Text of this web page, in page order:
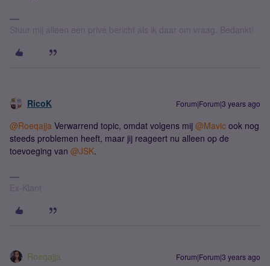
Stuur mij alleen een privé bericht als ik daar om vraag. Bedankt!
RicoK Forum|Forum|3 years ago
@Roeqajja Verwarrend topic, omdat volgens mij @Mavic ook nog
steeds problemen heeft, maar jij reageert nu alleen op de
toevoeging van @JSK.
Ex-Klant
Roeqajja Forum|Forum|3 years ago